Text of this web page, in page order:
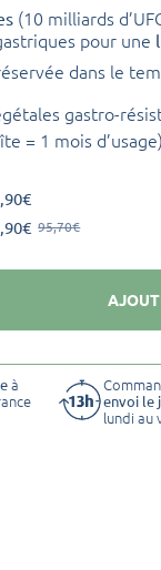
(10 milliards
pour une
dans le
gastro-
= 1 mois d’usage)
€
95,70€
Le
95,70€.
€Le
83,90€.
à
envoi le
lundi au